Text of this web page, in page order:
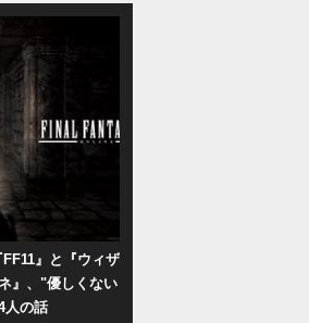
』と『ウィザ
』、"優しくない
人の話